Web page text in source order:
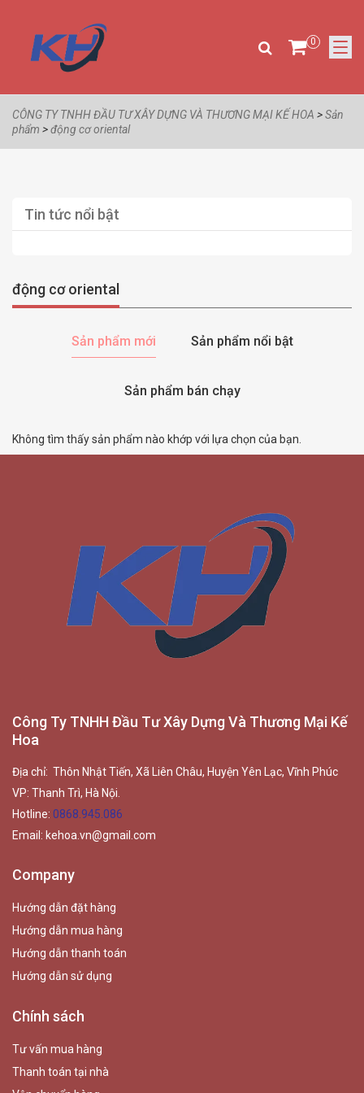
0
CÔNG TY TNHH ĐẦU TƯ XÂY DỰNG VÀ THƯƠNG MẠI KẾ HOA >Sản
phẩm >động cơ oriental
Tin tức nổi bật
động cơ oriental
Sản phẩm mới Sản phẩm nổi bật
Sản phẩm bán chạy
Không tìm thấy sản phẩm nào khớp với lựa chọn của bạn.
Công Ty TNHH Đầu Tư Xây Dựng Và Thương Mại Kế
Hoa
Địa chỉ: Thôn Nhật Tiến, Xã Liên Châu, Huyện Yên Lạc, Vĩnh Phúc
VP: Thanh Trì, Hà Nội.
Hotline: 0868.945.086
Email: kehoa.vn@gmail.com
Company
Hướng dẫn đặt hàng
Hướng dẫn mua hàng
Hướng dẫn thanh toán
Hướng dẫn sử dụng
Chính sách
Tư vấn mua hàng
Thanh toán tại nhà